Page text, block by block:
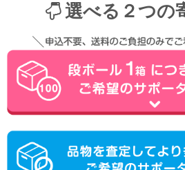
選べる２つの